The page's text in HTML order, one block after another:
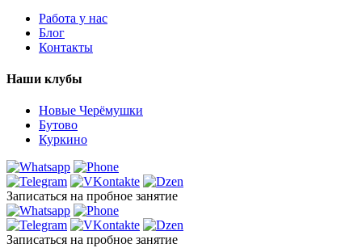
Работа у нас
Блог
Контакты
Наши клубы
Новые Черёмушки
Бутово
Куркино
Записаться на пробное занятие
Записаться на пробное занятие